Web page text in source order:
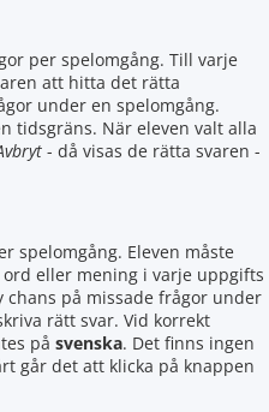
per spelomgång. Till varje
att hitta det rätta
under en spelomgång.
tidsgräns. När eleven valt alla
- då visas de rätta svaren -
spelomgång. Eleven måste
eller mening i varje uppgifts
chans på missade frågor under
rätt svar. Vid korrekt
på svenska. Det finns ingen
går det att klicka på knappen